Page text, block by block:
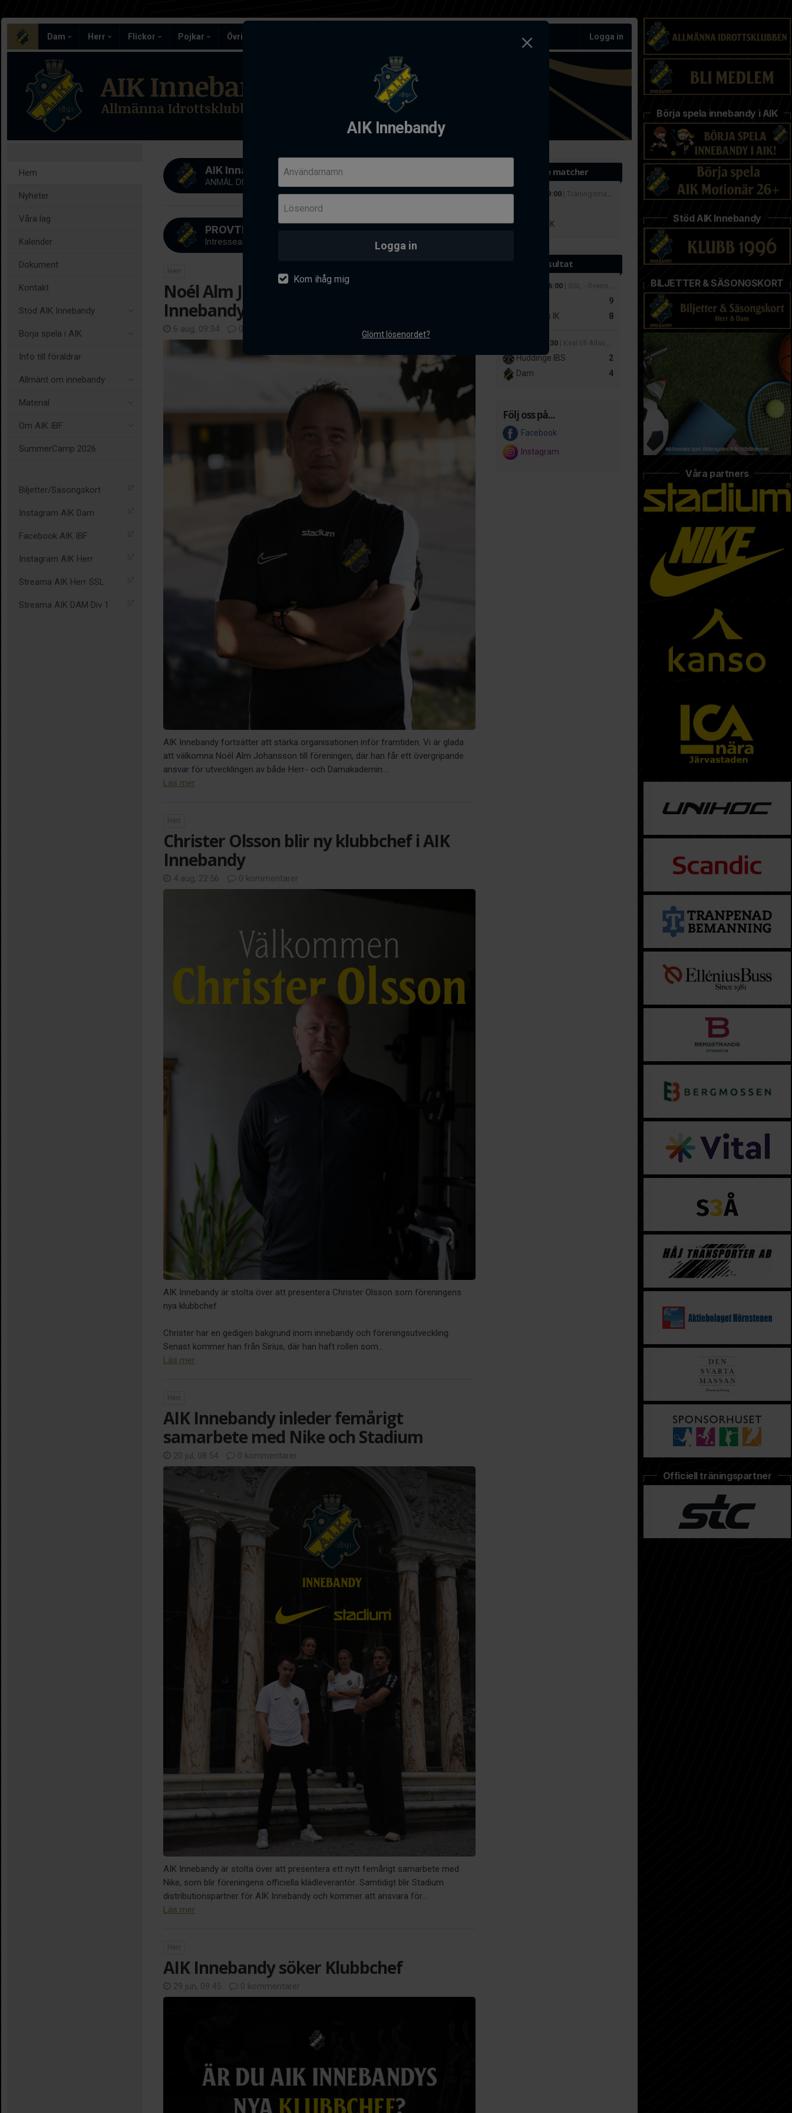
Dam Herr Flickor Pojkar Övriga lag Logga in
AIK Innebandy
Användarnamn
Lösenord
Logga in
Kom ihåg mig
Glömt lösenordet?
AIK Innebandy
Allmänna Idrottsklubben
Hem
Nyheter
Våra lag
Kalender
Dokument
Kontakt
Stöd AIK Innebandy
Börja spela i AIK
Info till föräldrar
Allmänt om innebandy
Material
Om AIK IBF
SummerCamp 2026
Biljetter/Säsongskort
Instagram AIK Dam
Facebook AIK IBF
Instagram AIK Herr
Streama AIK Herr SSL
Streama AIK DAM Div 1
Kommande matcher
Fre 14 aug 19:00 | Träningsmatcher
Skälby IBK
Senaste resultat
Lör 14 mar 16:00 | SSL - Svenska Superligan Herrar
9
8
Hovslätts IK
Ons 8 apr 19:30 | Kval till Allsvenskan Dam – Playoff 2
2
Huddinge IBS
4
Dam
Följ oss på...
Facebook
Instagram
AIK Innabandy Summer camp 2026
ANMÄL DIG NU
Intresseanmälan
Herr
Noél Alm Johansson ansluter till AIK
Innebandys akademiverksamhet
6 aug, 09:34 0 kommentarer
AIK Innebandy fortsätter att stärka organisationen inför framtiden. Vi är glada
att välkomna Noél Alm Johansson till föreningen, där han får ett övergripande
ansvar för utvecklingen av både Herr- och Damakademin....
Läs mer
Herr
Christer Olsson blir ny klubbchef i AIK
Innebandy
4 aug, 22:56 0 kommentarer
AIK Innebandy är stolta över att presentera Christer Olsson som föreningens
nya klubbchef.
Christer har en gedigen bakgrund inom innebandy och föreningsutveckling.
Senast kommer han från Sirius, där han haft rollen som...
Läs mer
Herr
AIK Innebandy inleder femårigt
samarbete med Nike och Stadium
20 jul, 08:54 0 kommentarer
AIK Innebandy är stolta över att presentera ett nytt femårigt samarbete med
Nike, som blir föreningens officiella klädleverantör. Samtidigt blir Stadium
distributionspartner för AIK Innebandy och kommer att ansvara för...
Läs mer
Herr
AIK Innebandy söker Klubbchef
29 jun, 09:45 0 kommentarer
Börja spela innebandy i AIK
Stöd AIK Innebandy
BILJETTER & SÄSONGSKORT
Våra partners
Officiell träningspartner